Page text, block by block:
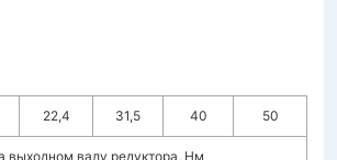
22,4 31,5 40 50
выходном валу редуктора, Нм